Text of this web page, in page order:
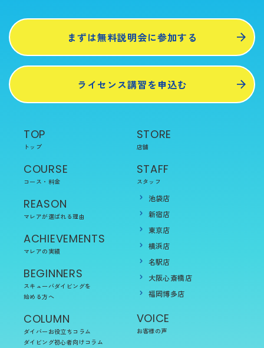
まずは無料説明会に参加する
ライセンス講習を申込む
TOP
トップ
COURSE
コース・料金
REASON
マレアが選ばれる理由
ACHIEVEMENTS
マレアの実績
BEGINNERS
スキューバダイビングを
始める方へ
COLUMN
ダイバーお役立ちコラム
ダイビング初心者向けコラム
STORE
店舗
STAFF
スタッフ
池袋店
新宿店
東京店
横浜店
名駅店
大阪心斎橋店
福岡博多店
VOICE
お客様の声